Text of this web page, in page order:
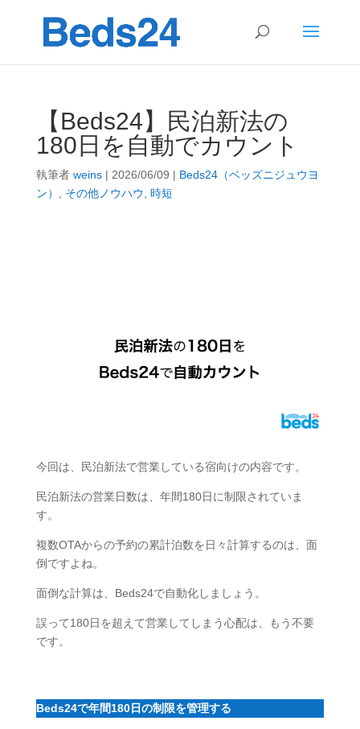
【Beds24】民泊新法の
180日を自動でカウント
執筆者 weins| 2026/06/09 | Beds24（ベッズニジュウヨ
ン）
その他ノウハウ 時短
今回は、民泊新法で営業している宿向けの内容です。
民泊新法の営業日数は、年間180日に制限されていま
す。
複数OTAからの予約の累計泊数を日々計算するのは、面
倒ですよね。
面倒な計算は、Beds24で自動化しましょう。
誤って180日を超えて営業してしまう心配は、もう不要
です。
Beds24で年間180日の制限を管理する